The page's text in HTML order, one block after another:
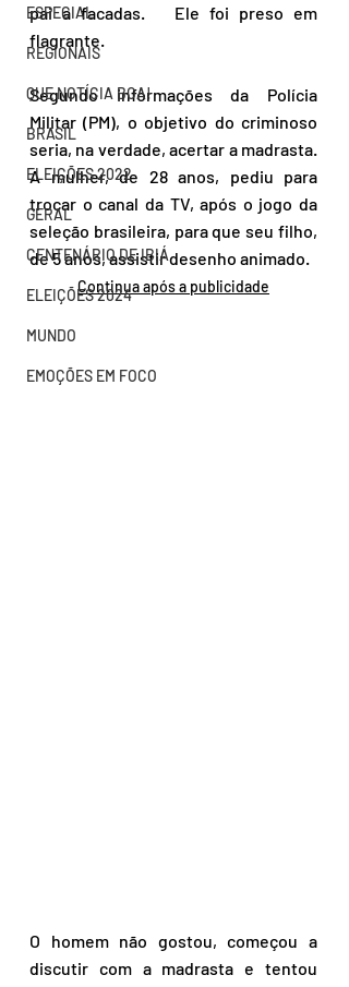
ESPECIAL
REGIONAIS
QUE NOTÍCIA BOA!
BRASIL
ELEIÇÕES 2022
GERAL
CENTENÁRIO DE IBIÁ
ELEIÇÕES 2024
MUNDO
EMOÇÕES EM FOCO
pai a facadas.   Ele foi preso em
flagrante.
Segundo informações da Polícia
Militar (PM), o objetivo do criminoso
seria, na verdade, acertar a madrasta.
A mulher, de 28 anos, pediu para
trocar o canal da TV, após o jogo da
seleção brasileira, para que seu filho,
de 5 anos, assistir desenho animado.
Continua após a publicidade
O homem não gostou, começou a
discutir com a madrasta e tentou